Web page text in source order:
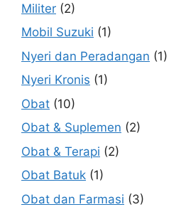
Militer (2)
Mobil Suzuki (1)
Nyeri dan Peradangan (1)
Nyeri Kronis (1)
Obat (10)
Obat & Suplemen (2)
Obat & Terapi (2)
Obat Batuk (1)
Obat dan Farmasi (3)